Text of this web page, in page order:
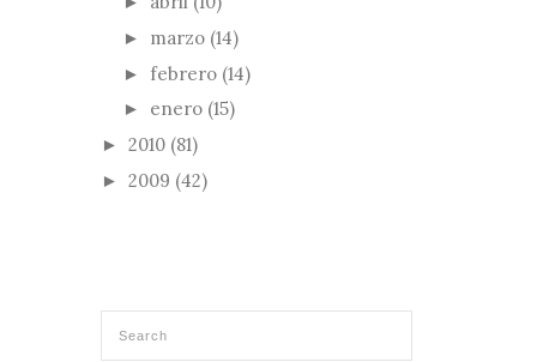
► marzo (14)
► febrero (14)
► enero (15)
► 2010 (81)
► 2009 (42)